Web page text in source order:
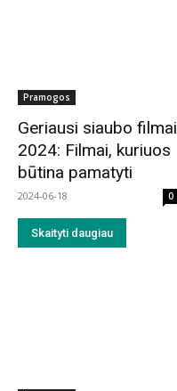
Pramogos
Geriausi siaubo filmai
2024: Filmai, kuriuos
būtina pamatyti
2024-06-18 0
Skaityti daugiau